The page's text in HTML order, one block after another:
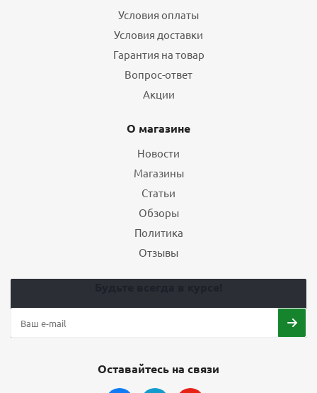
Условия оплаты
Условия доставки
Гарантия на товар
Вопрос-ответ
Акции
О магазине
Новости
Магазины
Статьи
Обзоры
Политика
Отзывы
Оставайтесь на связи